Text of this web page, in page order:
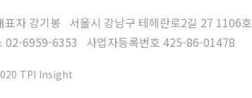
표자 강기봉 서울시 강남구 테헤란로2길 27 1106호
02-6959-6353 사업자등록번호 425-86-01478
TPI Insight